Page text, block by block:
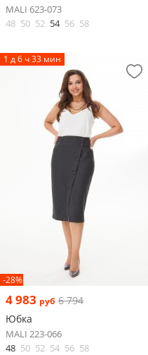
MALI 623-073
48 50 52 54 56 58
1 д 6 ч 33 мин
-28%
4 983 руб 6 794
Юбка
MALI 223-066
48 50 52 54 56 58